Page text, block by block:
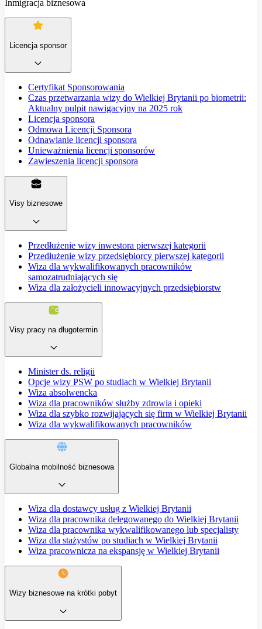
Inmigracja biznesowa
Licencja sponsor
Certyfikat Sponsorowania
Czas przetwarzania wizy do Wielkiej Brytanii po biometrii:
Aktualny pulpit nawigacyjny na 2025 rok
Licencja sponsora
Odmowa Licencji Sponsora
Odnawianie licencji sponsora
Unieważnienia licencji sponsorów
Zawieszenia licencji sponsora
Visy biznesowe
Przedłużenie wizy inwestora pierwszej kategorii
Przedłużenie wizy przedsiębiorcy pierwszej kategorii
Wiza dla wykwalifikowanych pracowników
samozatrudniających się
Wiza dla założycieli innowacyjnych przedsiębiorstw
Visy pracy na długotermin
Minister ds. religii
Opcje wizy PSW po studiach w Wielkiej Brytanii
Wiza absolwencka
Wiza dla pracowników służby zdrowia i opieki
Wiza dla szybko rozwijających się firm w Wielkiej Brytanii
Wiza dla wykwalifikowanych pracowników
Globalna mobilność biznesowa
Wiza dla dostawcy usług z Wielkiej Brytanii
Wiza dla pracownika delegowanego do Wielkiej Brytanii
Wiza dla pracownika wykwalifikowanego lub specjalisty
Wiza dla stażystów po studiach w Wielkiej Brytanii
Wiza pracownicza na ekspansję w Wielkiej Brytanii
Wizy biznesowe na krótki pobyt